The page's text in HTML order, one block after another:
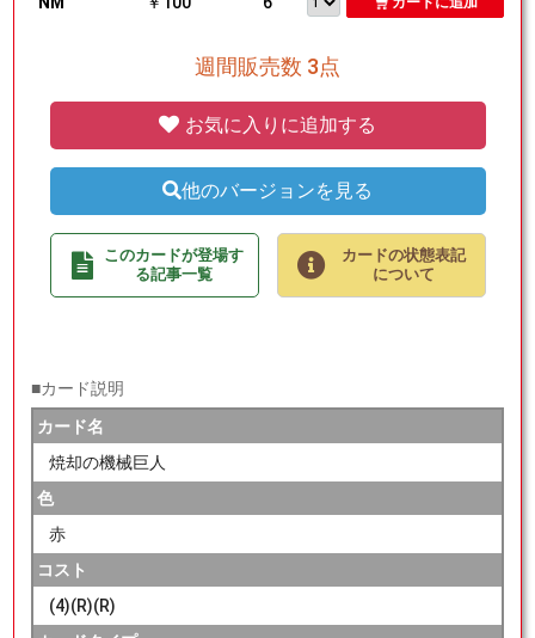
週間販売数 3点
お気に入りに追加する
他のバージョンを見る
このカードが登場す
る記事一覧
カードの状態表記
について
■カード説明
カード名
焼却の機械巨人
色
赤
コスト
(4)(R)(R)